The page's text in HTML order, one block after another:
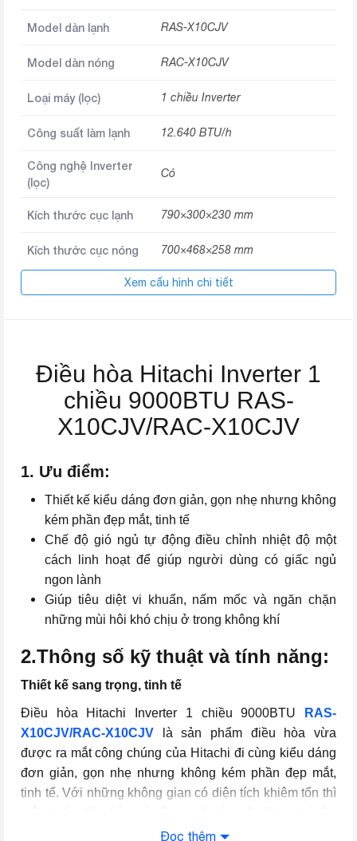
Model dàn lạnh RAS-X10CJV
Model dàn nóng RAC-X10CJV
Loại máy (lọc) 1 chiều Inverter
Công suất làm lạnh 12.640 BTU/h
Công nghệ Inverter
(lọc)
Có
Kích thước cục lạnh 790×300×230 mm
Kích thước cục nóng 700×468×258 mm
R32
Chiều cao lắp cục
nóng
10 m
Tần số 50Hz
Khối lượng dàn lạnh 8,5kg
Khối lượng dàn nóng
Thương hiệu (lọc) Hitachi
Xem cấu hình chi tiết
Điều hòa Hitachi Inverter 1
chiều 9000BTU RAS-
X10CJV/RAC-X10CJV
1. Ưu điểm:
Thiết kế kiểu dáng đơn giản, gọn nhẹ nhưng không
kém phần đẹp mắt, tinh tế
Chế độ gió ngủ tự động điều chỉnh nhiệt độ một
cách linh hoạt để giúp người dùng có giấc ngủ
ngon lành
Giúp tiêu diệt vi khuẩn, nấm mốc và ngăn chặn
những mùi hôi khó chịu ở trong không khí
2.Thông số kỹ thuật và tính năng:
Thiết kế sang trọng, tinh tế
Điều hòa Hitachi Inverter 1 chiều 9000BTU
RAS-
X10CJV/RAC-X10CJV là sản phẩm điều hòa vừa
được ra mắt công chúng của Hitachi đi cùng kiểu dáng
đơn giản, gọn nhẹ nhưng không kém phần đẹp mắt,
tinh tế. Với những không gian có diện tích khiêm tốn thì
Đọc thêm